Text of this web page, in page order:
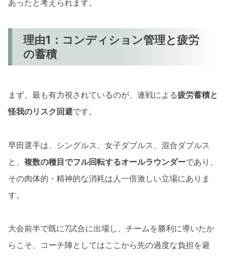
あったと考えられます。
理由1：コンディション管理と疲労
の蓄積
まず、最も有力視されているのが、連戦による疲労蓄積と
怪我のリスク回避です。
早田選手は、シングルス、女子ダブルス、混合ダブルス
と、 複数の種目でフル回転するオールラウンダーであり、
その肉体的・精神的な消耗は人一倍激しい立場にありま
す。
大会前半で既に7試合に出場し、チームを勝利に導いたか
らこそ、コーチ陣としてはここから先の過度な負担を避